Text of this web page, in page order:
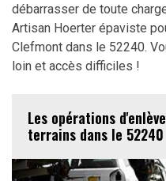
débarrasser de toute
Artisan Hoerter épaviste
Clefmont dans le 52240.
loin et accès difficiles !
Les opérations
terrains dans le 52240